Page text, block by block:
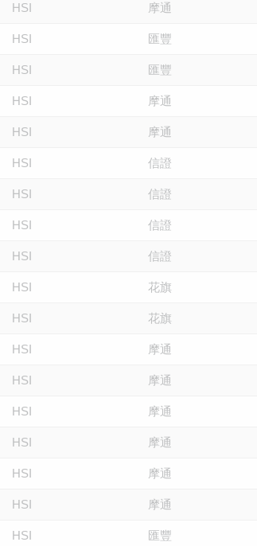
HSI 摩通
HSI 匯豐
HSI 匯豐
HSI 摩通
HSI 摩通
HSI 信證
HSI 信證
HSI 信證
HSI 信證
HSI 花旗
HSI 花旗
HSI 摩通
HSI 摩通
HSI 摩通
HSI 摩通
HSI 摩通
HSI 摩通
HSI 匯豐